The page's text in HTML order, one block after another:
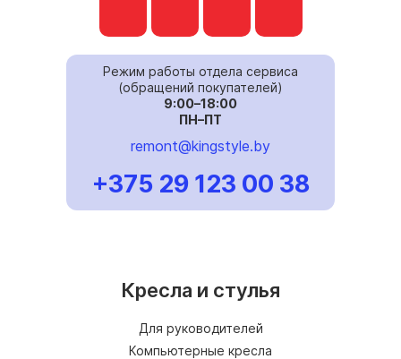
Режим работы отдела сервиса
(обращений покупателей)
9:00–18:00
ПН–ПТ
remont@kingstyle.by
+375 29 123 00 38
Кресла и стулья
Для руководителей
Компьютерные кресла